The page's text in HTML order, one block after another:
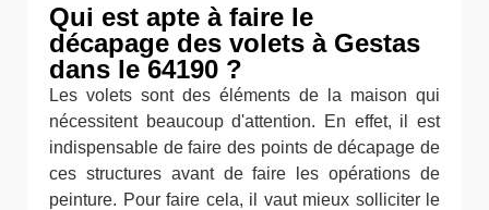
Qui est apte à faire le
décapage des volets à Gestas
dans le 64190 ?
Les volets sont des éléments de la maison qui
nécessitent beaucoup d'attention. En effet, il est
indispensable de faire des points de décapage de
ces structures avant de faire les opérations de
peinture. Pour faire cela, il vaut mieux solliciter le